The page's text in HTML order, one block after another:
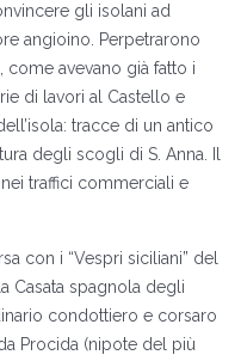
gli isolani ad
angioino. Perpetrarono
come avevano già fatto i
di lavori al Castello e
tracce di un antico
degli scogli di S. Anna. Il
traffici commerciali e
con i “Vespri siciliani” del
Casata spagnola degli
condottiero e corsaro
Procida (nipote del più